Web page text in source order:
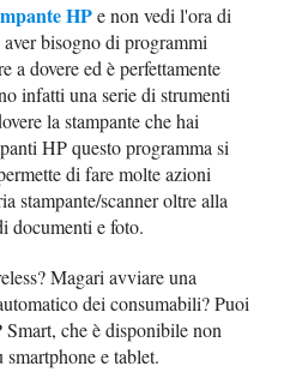
HPe non vedi l'ora di
bisogno di programmi
a dovere ed è perfettamente
infatti una serie di strumenti
la stampante che hai
HP questo programma si
di fare molte azioni
stampante/scanner oltre alla
documenti e foto.
Magari avviare una
dei consumabili? Puoi
che è disponibile non
smartphone e tablet.